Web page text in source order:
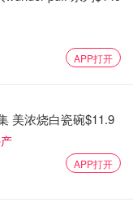
APP打开
美浓烧白瓷碗$11.9
APP打开